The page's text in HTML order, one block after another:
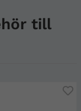
till